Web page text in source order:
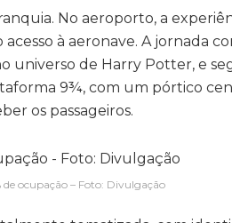
No aeroporto, a
à aeronave. A jornada
universo de Harry Potter, e
9¾, com um pórtico
os passageiros.
ocupação – Foto: Divulgação